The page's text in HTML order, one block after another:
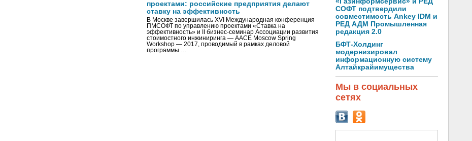
проектами: российские предприятия делают
ставку на эффективность
В Москве завершилась XVI Международная конференция
ПМСОФТ по управлению проектами «Ставка на
эффективность» и II бизнес-семинар Ассоциации развития
стоимостного инжиниринга — AACE Moscow Spring
Workshop — 2017, проводимый в рамках деловой
программы …
СОФТ подтвердили
совместимость Ankey IDM и
РЕД АДМ Промышленная
редакция 2.0
БФТ-Холдинг
модернизировал
информационную систему
Алтайкрайимущества
Мы в социальных
сетях